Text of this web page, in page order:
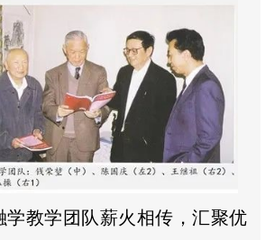
学教学团队薪火相传，汇聚优